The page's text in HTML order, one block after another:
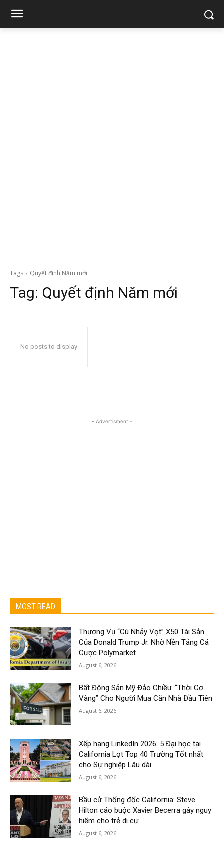
Tags Quyết định Năm mới
Tag: Quyết định Năm mới
No posts to display
- Advertisment -
MOST READ
Thương Vụ “Cú Nhảy Vọt” X50 Tài Sản
Của Donald Trump Jr. Nhờ Nền Tảng Cá
Cược Polymarket
August 6, 2026
Bất Động Sản Mỹ Đảo Chiều: “Thời Cơ
Vàng” Cho Người Mua Căn Nhà Đầu Tiên
August 6, 2026
Xếp hạng LinkedIn 2026: 5 Đại học tại
California Lọt Top 40 Trường Tốt nhất
cho Sự nghiệp Lâu dài
August 6, 2026
Bầu cử Thống đốc California: Steve
Hilton cáo buộc Xavier Becerra gây nguy
hiểm cho trẻ di cư
August 6, 2026